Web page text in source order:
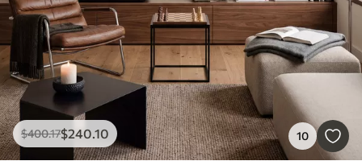
$400.17$240.10 10